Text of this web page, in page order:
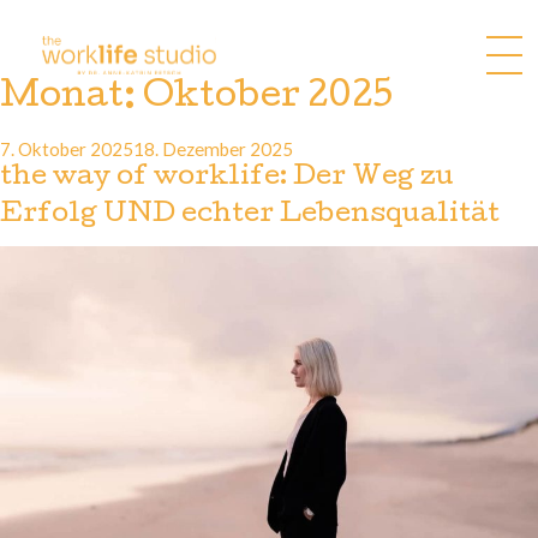
springen
Monat: Oktober 2025
Veröffentlicht
am
7. Oktober 202518. Dezember 2025
the way of worklife: Der Weg zu
Erfolg UND echter Lebensqualität